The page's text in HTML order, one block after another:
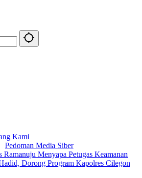
Kami
Pedoman Media Siber
Ramanuju Menyapa Petugas Keamanan
Dorong Program Kapolres Cilegon